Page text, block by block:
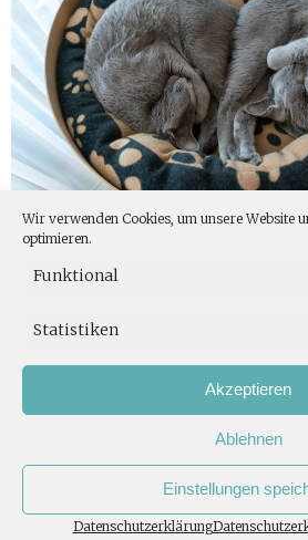
Wir verwenden Cookies, um unsere Website
optimieren.
Funktional
Statistiken
Akzeptieren
Ablehnen
Einstellungen
Datenschutzerklärung